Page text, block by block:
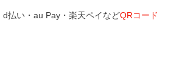
d払い・au Pay・楽天ペイなどQRコード